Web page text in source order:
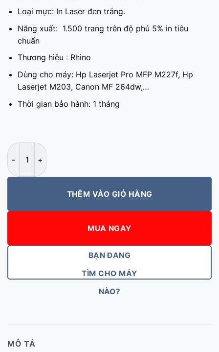
Loại mực: In Laser đen trắng.
Năng xuất: 1.500 trang trên độ phủ 5% in tiêu
chuẩn
Thương hiệu : Rhino
Dùng cho máy: Hp Laserjet Pro MFP M227f, Hp
Laserjet M203, Canon MF 264dw,…
Thời gian bảo hành: 1 tháng
Hộp mực 30A-EP051 Rhino số lượng
THÊM VÀO GIỎ HÀNG
MUA NGAY
BẠN ĐANG
TÌM CHO MÁY
NÀO?
MÔ TẢ